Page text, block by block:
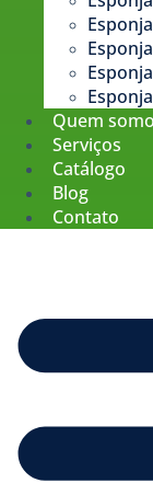
Quem
Serviços
Catálogo
Blog
Contato